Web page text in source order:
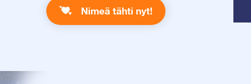
Nimeä tähti nyt!